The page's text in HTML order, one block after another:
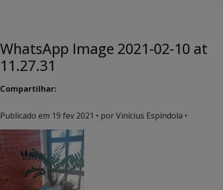
WhatsApp Image 2021-02-10 at
11.27.31
Compartilhar:
Publicado em 19 fev 2021 • por Vinícius Espíndola •